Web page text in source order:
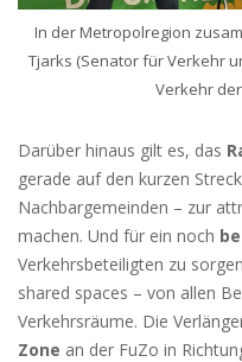
In der Metropolregion
Tjarks (Senator für Verkehr
Verkehr
Darüber hinaus gilt es, das
gerade auf den kurzen
Nachbargemeinden – zur
machen. Und für ein noch
Verkehrsbeteiligten zu
shared spaces – von allen
Verkehrsräume. Die
Zone an der FuZo in